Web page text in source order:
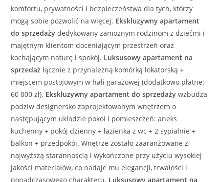
komfortu, prywatności i bezpieczeństwa dla tych, którzy
mogą sobie pozwolić na więcej. Ekskluzywny apartament
do sprzedaży dedykowany zamożnym rodzinom z dziećmi i
majętnym klientom doceniającym przestrzeń oraz
kochającym naturę i spokój. Luksusowy apartament na
sprzedaż łącznie z przynależną komórką lokatorską +
miejscem postojowym w hali garażowej (dodatkowo płatne:
60 000 zł). Ekskluzywny apartament do sprzedaży wzbudza
podziw designersko zaprojektowanym wnętrzem o
następującym układzie pokoi i pomieszczeń: aneks
kuchenny + pokój dzienny + łazienka z wc + 2 sypialnie +
balkon + przedpokój. Wnętrze zostało zaaranżowane z
najwyższą starannością i wykończone przy użyciu wysokiej
jakości materiałów, co nadaje mu elegancji, trwałości i
ponadczasowego charakteru. Luksusowy apartament na